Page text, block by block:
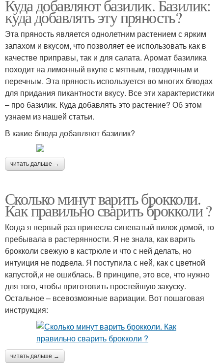
Куда добавляют базилик. Базилик:
куда добавлять эту пряность?
Эта пряность является однолетним растением с ярким
запахом и вкусом, что позволяет ее использовать как в
качестве приправы, так и для салата. Аромат базилика
походит на лимонный вкупе с мятным, гвоздичным и
перечным. Эта пряность используется во многих блюдах
для придания пикантности вкусу. Все эти характеристики
– про базилик. Куда добавлять это растение? Об этом
узнаем из нашей статьи.
В какие блюда добавляют базилик?
читать дальше →
Сколько минут варить брокколи.
Как правильно сварить брокколи ?
Когда я первый раз принесла синеватый вилок домой, то
пребывала в растерянности. Я не знала, как варить
брокколи свежую в кастрюле и что с ней делать, но
интуиция не подвела. Я поступила с ней, как с цветной
капустой,и не ошиблась. В принципе, это все, что нужно
для того, чтобы приготовить простейшую закуску.
Остальное – всевозможные вариации. Вот пошаговая
инструкция:
читать дальше →